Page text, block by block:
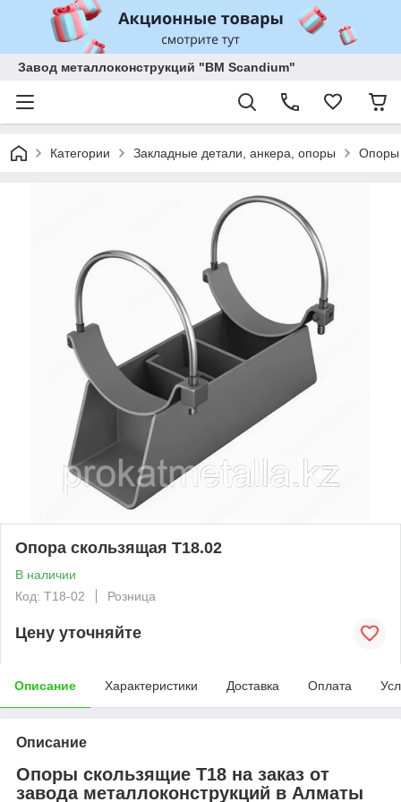
Завод металлоконструкций "BM Scandium"
Категории Закладные детали, анкера, опоры Опоры
Опора скользящая Т18.02
В наличии
Код: T18-02
Розница
Цену уточняйте
Описание Характеристики Доставка Оплата
Описание
Опоры скользящие Т18 на заказ от
завода металлоконструкций в Алматы